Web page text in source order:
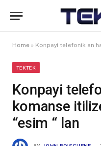
Home » Konpayi telefonik an
TEKTEK
Konpayi
komanse
“esim “ lan